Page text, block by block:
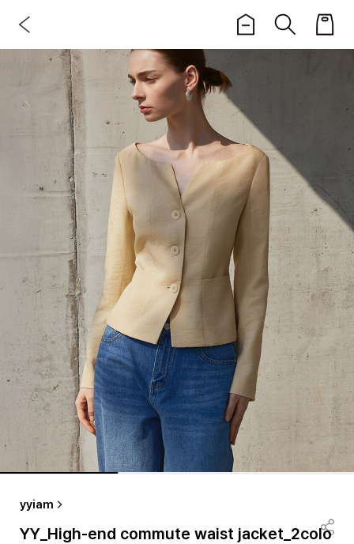
yyiam
YY_High-end commute waist jacket_2colo